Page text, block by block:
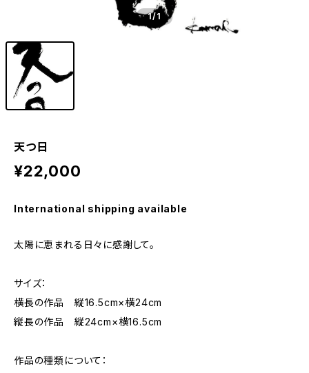
1/1
天つ日
¥22,000
International shipping available
太陽に恵まれる日々に感謝して。
サイズ：
横長の作品 縦16.5cm×横24cm
縦長の作品 縦24cm×横16.5cm
作品の種類について：